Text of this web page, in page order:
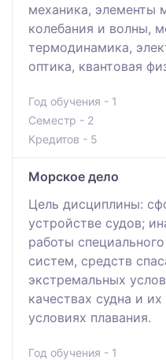
механика, элементы
колебания и волны,
термодинамика,
оптика, квантовая
Год обучения - 1
Семестр - 2
Кредитов - 5
Морское дело
Цель дисциплины:
устройстве судов;
работы
систем, средств
экстремальных
качествах судна и
условиях плавания.
Год обучения - 1